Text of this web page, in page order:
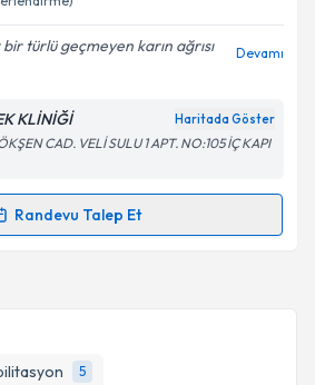
5
türlü geçmeyen karın ağrısı
Devamı
KLİNİĞİ Haritada Göster
CAD. VELİ SULU 1 APT. NO:105 İÇ KAPI
Randevu Talep Et
Talebi
e-posta ile